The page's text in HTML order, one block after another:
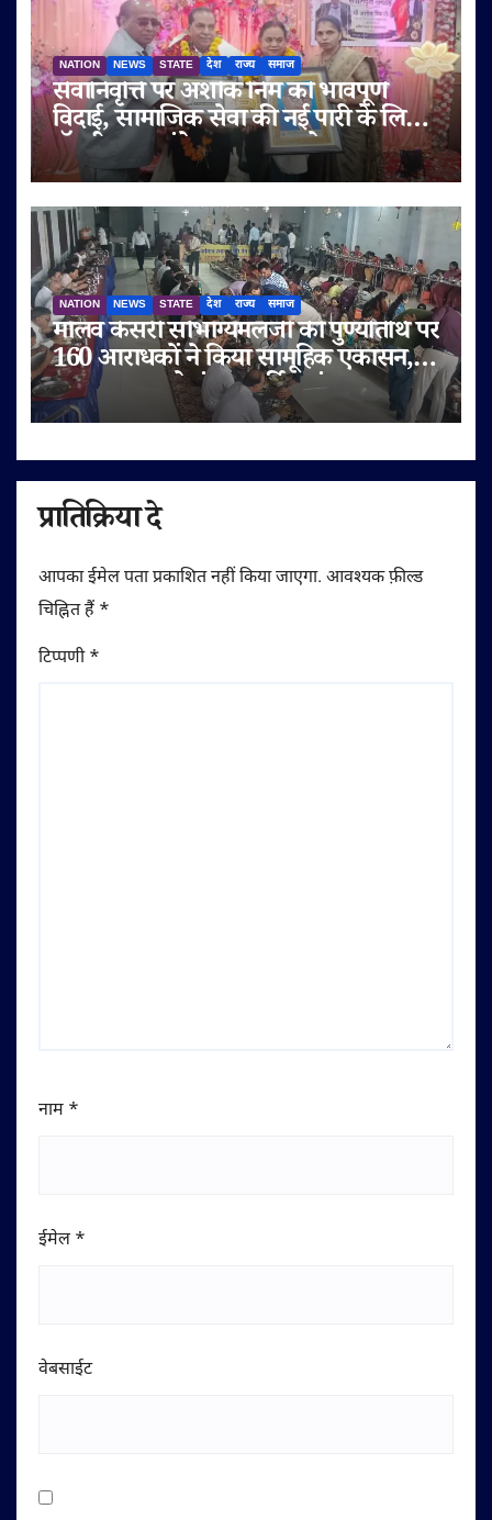
NATION NEWS STATE देश राज्य समाज
सेवानिवृत्ति पर अशोक निम को भावपूर्ण
विदाई, सामाजिक सेवा की नई पारी के लिए
डॉ. बी.आर. अंबेडकर सम्मान से नवाजा
NATION NEWS STATE देश राज्य समाज
मालव केसरी सौभाग्यमलजी की पुण्यतिथि पर
160 आराधकों ने किया सामूहिक एकासन,
तप-आराधना से गूंजा चतुर्विध संघ
प्रातिक्रिया दे
आपका ईमेल पता प्रकाशित नहीं किया जाएगा. आवश्यक फ़ील्ड
चिह्नित हैं *
टिप्पणी*
नाम *
ईमेल *
वेबसाईट